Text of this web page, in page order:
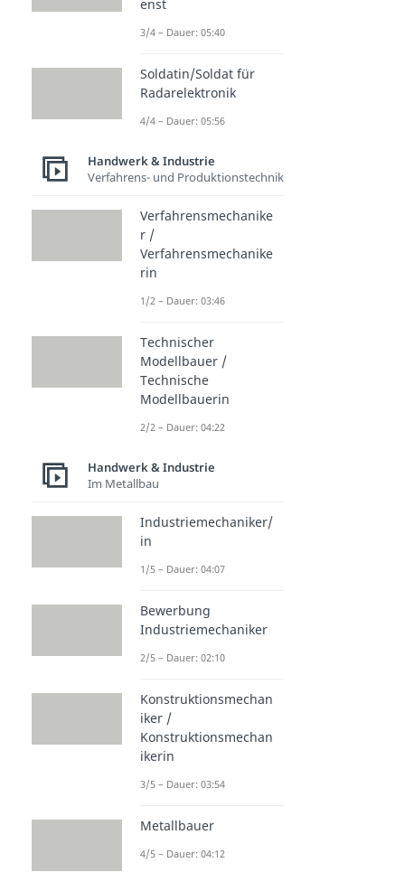
enst
3/4 – Dauer: 05:40
Soldatin/Soldat für
Radarelektronik
4/4 – Dauer: 05:56
Handwerk & Industrie
Verfahrens- und Produktionstechnik
Verfahrensmechanike
r /
Verfahrensmechanike
rin
1/2 – Dauer: 03:46
Technischer
Modellbauer /
Technische
Modellbauerin
2/2 – Dauer: 04:22
Handwerk & Industrie
Im Metallbau
Industriemechaniker/
in
1/5 – Dauer: 04:07
Bewerbung
Industriemechaniker
2/5 – Dauer: 02:10
Konstruktionsmechan
iker /
Konstruktionsmechan
ikerin
3/5 – Dauer: 03:54
Metallbauer
4/5 – Dauer: 04:12